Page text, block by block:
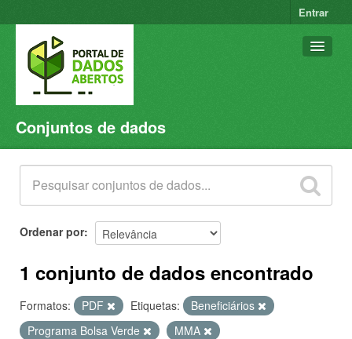
Entrar
Conjuntos de dados
Organizações
Grupos
Sobre
Conjuntos de dados
Ordenar por
1 conjunto de dados encontrado
Formatos: PDF Etiquetas:
Beneficiários
Programa Bolsa Verde
MMA